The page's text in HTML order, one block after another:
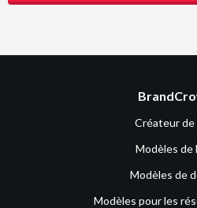
Créateur de
Modèles de
Modèles de
Modèles pour les